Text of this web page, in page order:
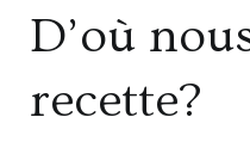
D’où
recette?